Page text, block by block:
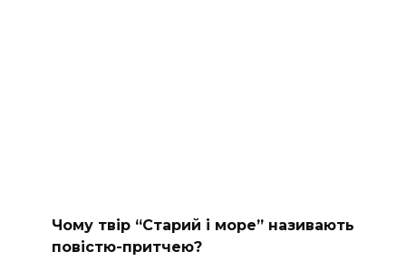
Чому твір “Старий і море” називають
повістю-притчею?